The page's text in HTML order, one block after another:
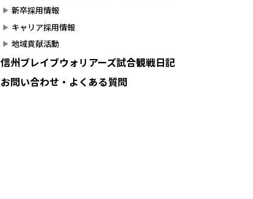
新卒採用情報
キャリア採用情報
地域貢献活動
信州ブレイブウォリアーズ試合観戦日記
お問い合わせ・よくある質問